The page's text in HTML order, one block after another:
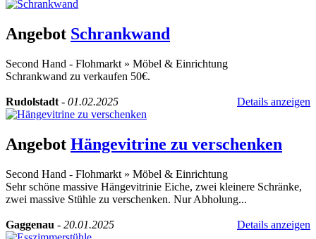
Angebot Schrankwand
Second Hand - Flohmarkt » Möbel & Einrichtung
Schrankwand zu verkaufen 50€.
Rudolstadt - 01.02.2025 Details anzeigen
Angebot Hängevitrine zu verschenken
Second Hand - Flohmarkt » Möbel & Einrichtung
Sehr schöne massive Hängevitrinie Eiche, zwei kleinere Schränke,
zwei massive Stühle zu verschenken. Nur Abholung...
Gaggenau - 20.01.2025 Details anzeigen